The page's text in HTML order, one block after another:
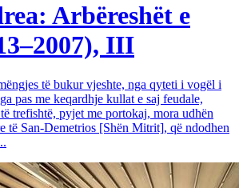
Arbëreshët e
III
të bukur vjeshte, nga qyteti i vogël i
pas me keqardhje kullat e saj feudale,
trefishtë, pyjet me portokaj, mora udhën
të San-Demetrios [Shën Mitrit], që ndodhen